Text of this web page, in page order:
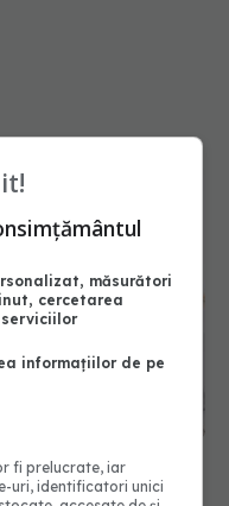
Lucrurile
măsurători
cercetarea
informațiilor de pe
fi prelucrate, iar
uri, identificatori unici